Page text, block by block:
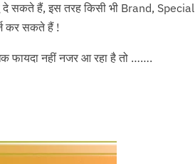
दे सकते हैं, इस तरह किसी भी Brand, Special
कर सकते हैं !
फायदा नहीं नजर आ रहा है तो …….